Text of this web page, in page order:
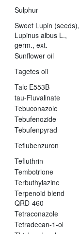
Sulphur
Sweet Lupin (seeds),
Lupinus albus L.,
germ., ext.
Sunflower oil
Tagetes oil
Talc E553B
tau-Fluvalinate
Tebuconazole
Tebufenozide
Tebufenpyrad
Teflubenzuron
Tefluthrin
Tembotrione
Terbuthylazine
Terpenoid blend
QRD-460
Tetraconazole
Tetradecan-1-ol